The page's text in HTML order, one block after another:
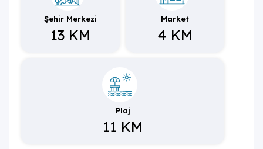
Şehir Merkezi
13 KM
Market
4 KM
Plaj
11 KM